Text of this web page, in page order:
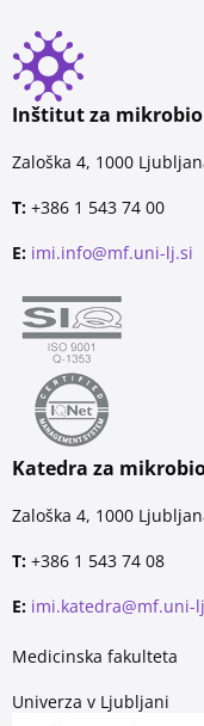
Inštitut za
Zaloška 4, 1000
T: +386 1 543 74 00
E: imi.info@mf.uni-lj.si
Katedra za
Zaloška 4, 1000
T: +386 1 543 74 08
E: imi.katedra@mf.uni-
Medicinska fakulteta
Univerza v Ljubljani